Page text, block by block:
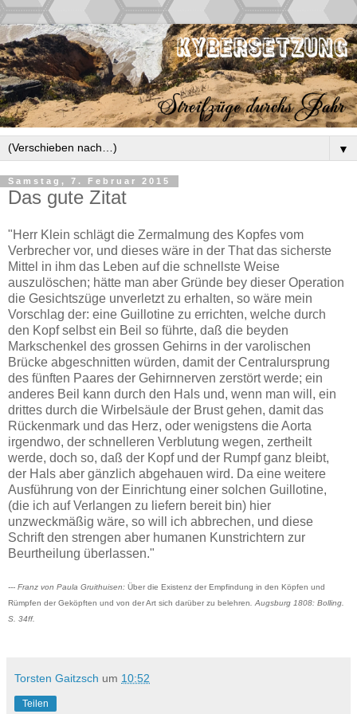
▼
Samstag, 7. Februar 2015
Das gute Zitat
"Herr Klein schlägt die Zermalmung des Kopfes vom
Verbrecher vor, und dieses wäre in der That das sicherste
Mittel in ihm das Leben auf die schnellste Weise
auszulöschen; hätte man aber Gründe bey dieser Operation
die Gesichtszüge unverletzt zu erhalten, so wäre mein
Vorschlag der: eine Guillotine zu errichten, welche durch
den Kopf selbst ein Beil so führte, daß die beyden
Markschenkel des grossen Gehirns in der varolischen
Brücke abgeschnitten würden, damit der Centralursprung
des fünften Paares der Gehirnnerven zerstört werde; ein
anderes Beil kann durch den Hals und, wenn man will, ein
drittes durch die Wirbelsäule der Brust gehen, damit das
Rückenmark und das Herz, oder wenigstens die Aorta
irgendwo, der schnelleren Verblutung wegen, zertheilt
werde, doch so, daß der Kopf und der Rumpf ganz bleibt,
der Hals aber gänzlich abgehauen wird. Da eine weitere
Ausführung von der Einrichtung einer solchen Guillotine,
(die ich auf Verlangen zu liefern bereit bin) hier
unzweckmäßig wäre, so will ich abbrechen, und diese
Schrift den strengen aber humanen Kunstrichtern zur
Beurtheilung überlassen."
--- Franz von Paula Gruithuisen: Über die Existenz der Empfindung in den Köpfen und
Rümpfen der Geköpften und von der Art sich darüber zu belehren. Augsburg 1808: Bolling.
S. 34ff.
Torsten Gaitzsch um 10:52
Teilen